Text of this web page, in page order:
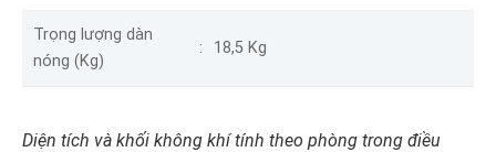
Trọng lượng dàn
nóng (Kg)
18,5 Kg
Diện tích và khối không khí tính theo phòng trong điều